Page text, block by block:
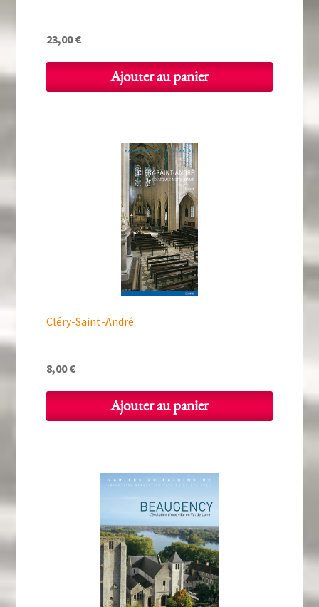
23,00€
Ajouter au panier
Cléry-Saint-André
8,00€
Ajouter au panier